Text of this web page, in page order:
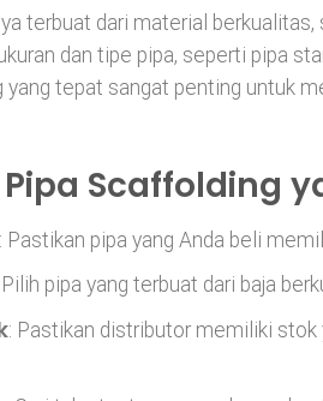
terbuat dari material
dan tipe pipa, seperti pipa
tepat sangat penting untuk
Scaffolding
Pastikan pipa yang Anda beli
Pilih pipa yang terbuat dari baja
: Pastikan distributor memiliki stok